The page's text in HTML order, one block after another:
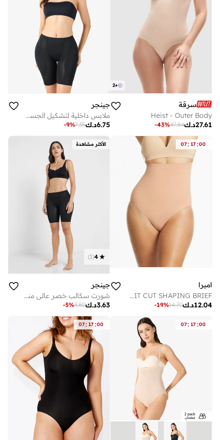
+
2
سرقة
Heist - Outer Body
د.ك27.61
47.84
-43%
جينجر
ملابس داخلية لتشكيل الجسم بخصر عالٍ وتحكم في البطن
د.ك6.75
7.35
-9%
07: 17:00
امبرا
AMBRA HIGH WAISTED HIT CUT SHAPING BRIEF
د.ك12.04
14.70
-19%
الأكثر مشاهدة
4
(
1
)
جينجر
شورت سكالب خصر عالي منتصف الفخذ
د.ك3.63
3.80
-5%
07: 17 :00
07: 17 :00